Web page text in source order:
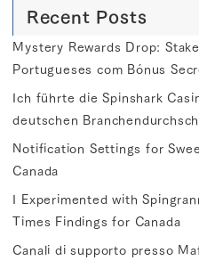
Recent Posts
Mystery Rewards Drop:
Portugueses com Bónus
Ich führte die Spinshark
deutschen
Notification Settings for
Canada
I Experimented with
Times Findings for Canada
Canali di supporto presso